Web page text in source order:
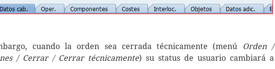
cuando la orden sea cerrada técnicamente (menú
Orden /
/ Cerrar / Cerrar técnicamente) su status de usuario cambiará a